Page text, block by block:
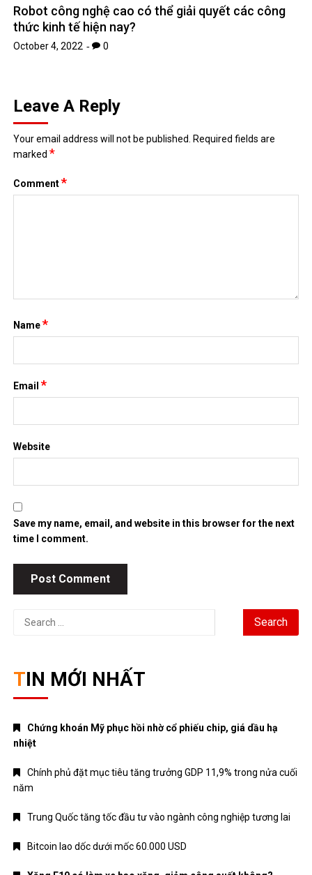
Robot công nghệ cao có thể giải quyết các công
thức kinh tế hiện nay?
October 4, 2022 0
Leave A Reply
Your email address will not be published.
Required fields are
marked*
Comment*
Name*
Email*
Website
Save my name, email, and website in this browser for the next
time I comment.
Search
TIN MỚI NHẤT
Chứng khoán Mỹ phục hồi nhờ cổ phiếu chip, giá dầu hạ
nhiệt
Chính phủ đặt mục tiêu tăng trưởng GDP 11,9% trong nửa cuối
năm
Trung Quốc tăng tốc đầu tư vào ngành công nghiệp tương lai
Bitcoin lao dốc dưới mốc 60.000 USD